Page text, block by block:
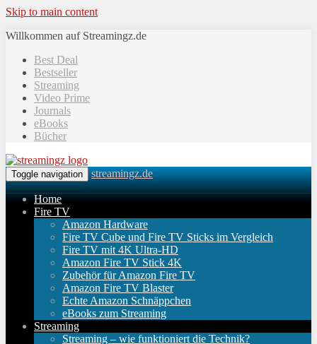
Skip to main content
Willkommen auf Streamingz.de
Best Deal
Bestseller
Streaming
Video Prime
Journals
eBooks
Bücher
Toggle navigation streamingz.de
Home
Fire TV
Amazon Hardware
Fire TV Cube und Fire TV Sticks im Vergleich
Fire TV mit 4K Ultra-HD
Amazon Fire TV Stick 4K
Zubehör für Amazon Fire TV
Amazon Fire TV Blaster
Echte Amazon Schnäppchen
eBooks zum Streaming
Streaming
Streaming – wie funktioniert die Technik?